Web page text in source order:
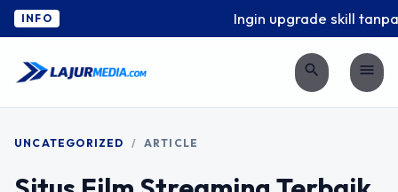
INFO Ingin upgrade skill
search menu
UNCATEGORIZED / ARTICLE